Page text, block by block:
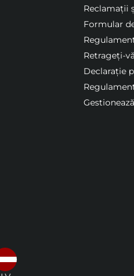
Reclamații
Formular
Retrageți-
Declarație